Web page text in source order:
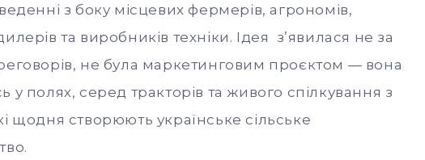
з боку місцевих фермерів, агрономів,
та виробників техніки. Ідея з’явилася не за
не була маркетинговим проєктом — вона
у полях, серед тракторів та живого спілкування з
щодня створюють українське сільське